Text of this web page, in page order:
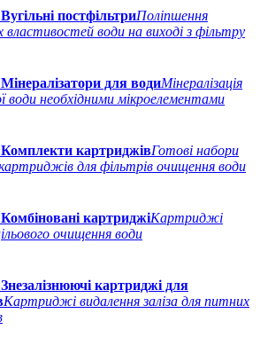
Вугільні постфільтриПоліпшення
властивостей води на виході з фільтру
Мінералізатори для водиМінералізація
води необхідними мікроелементами
Комплекти картриджівГотові набори
для фільтрів очищення води
Комбіновані картриджіКартриджі
очищення води
Знезалізнюючі картриджі для
Картриджі видалення заліза для питних